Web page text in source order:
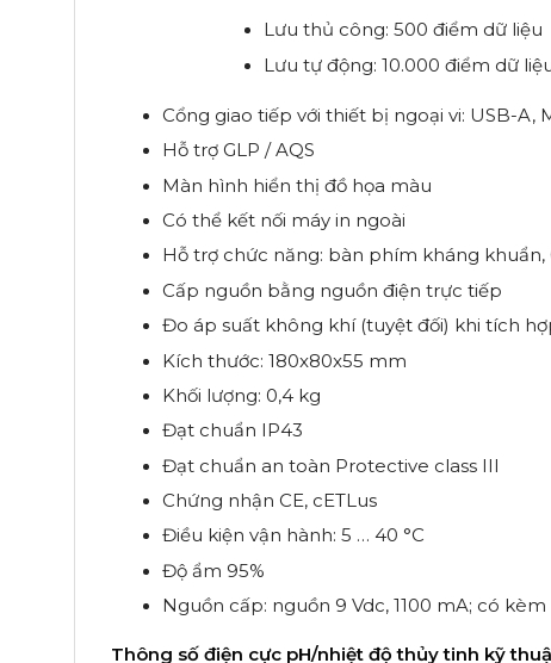
Lưu thủ công: 500 điểm dữ liệu
Lưu tự động: 10.000 điểm dữ
Cổng giao tiếp với thiết bị ngoại vi: USB-A,
Hỗ trợ GLP / AQS
Màn hình hiển thị đồ họa màu
Có thể kết nối máy in ngoài
Hỗ trợ chức năng: bàn phím kháng khuẩn,
Cấp nguồn bằng nguồn điện trực tiếp
Đo áp suất không khí (tuyệt đối) khi tích
Kích thước: 180x80x55 mm
Khối lượng: 0,4 kg
Đạt chuẩn IP43
Đạt chuẩn an toàn Protective class III
Chứng nhận CE, cETLus
Điều kiện vận hành: 5 … 40 °C
Độ ẩm 95%
Nguồn cấp: nguồn 9 Vdc, 1100 mA; có
Thông số điện cực pH/nhiệt độ thủy tinh kỹ